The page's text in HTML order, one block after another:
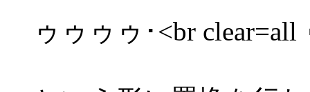
ゥゥゥゥ･<br